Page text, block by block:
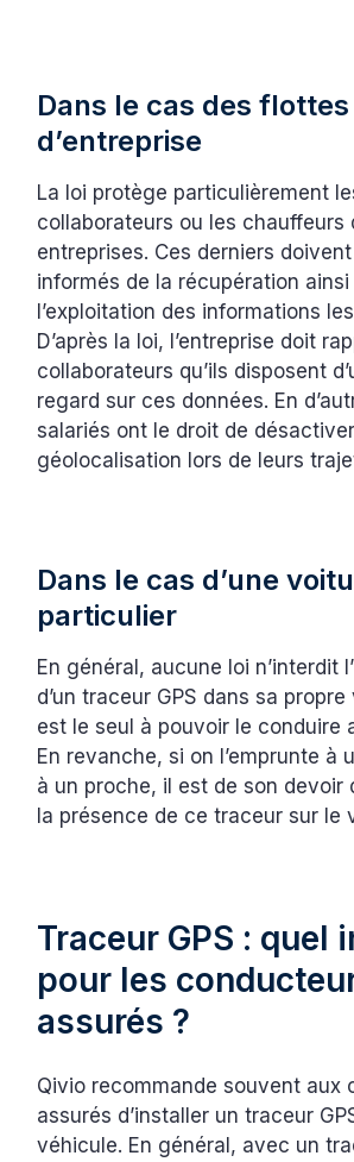
Dans le cas des flottes
d’entreprise
La loi protège particulièrement
collaborateurs ou les chauffeurs
entreprises. Ces derniers
informés de la récupération ainsi
l’exploitation des informations
D’après la loi, l’entreprise doit
collaborateurs qu’ils disposent
regard sur ces données. En
salariés ont le droit de
géolocalisation lors de leurs
Dans le cas d’une
particulier
En général, aucune loi n’interdit
d’un traceur GPS dans sa
est le seul à pouvoir le conduire
En revanche, si on l’emprunte à
à un proche, il est de son devoir
la présence de ce traceur sur le
Traceur GPS : quel
pour les
assurés ?
Qivio recommande souvent aux
assurés d’installer un traceur
véhicule. En général, avec un